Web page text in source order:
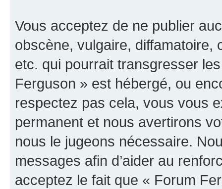
Vous acceptez de ne publier
obscène, vulgaire, diffamatoire,
etc. qui pourrait transgresser
Ferguson » est hébergé, ou
respectez pas cela, vous vous
permanent et nous avertirons
nous le jugeons nécessaire.
messages afin d’aider au
acceptez le fait que « Forum